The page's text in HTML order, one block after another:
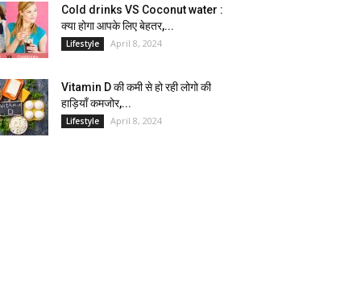
Cold drinks VS Coconut water :
क्या होगा आपके लिए बेहतर,...
Lifestyle April 8, 2024
Vitamin D की कमी से हो रही लोगो की
हाड़ियाँ कमजोर,...
Lifestyle April 8, 2024